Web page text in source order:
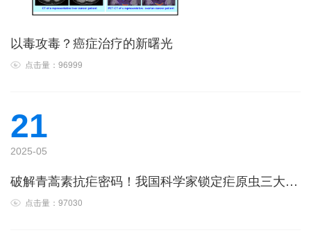
以毒攻毒？癌症治疗的新曙光
点击量：96999
21
2025-05
破解青蒿素抗疟密码！我国科学家锁定疟原虫三大“致命开关”
点击量：97030